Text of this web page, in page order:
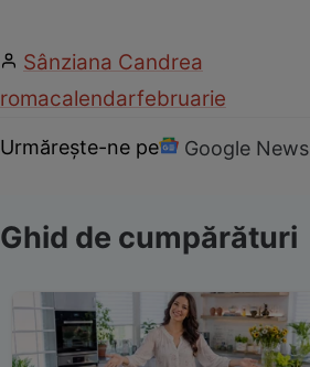
Sânziana Candrea
romacalendarfebruarie
Urmărește-ne pe Google News
Ghid de cumpărături